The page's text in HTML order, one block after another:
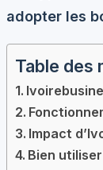
adopter les
Table des
Impact
Bien